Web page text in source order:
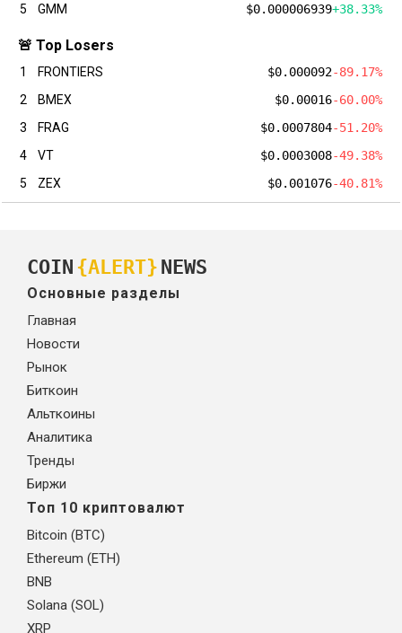
5
GMM $0.000006939+38.33%
🚨 Top Losers
1 FRONTIERS $0.000092-89.17%
2
BMEX $0.00016-60.00%
3
FRAG $0.0007804-51.20%
4
VT $0.0003008-49.38%
5
ZEX $0.001076-40.81%
COIN {ALERT} NEWS
Основные разделы
Главная
Новости
Рынок
Биткоин
Альткоины
Аналитика
Тренды
Биржи
Топ 10 криптовалют
Bitcoin (BTC)
Ethereum (ETH)
BNB
Solana (SOL)
XRP